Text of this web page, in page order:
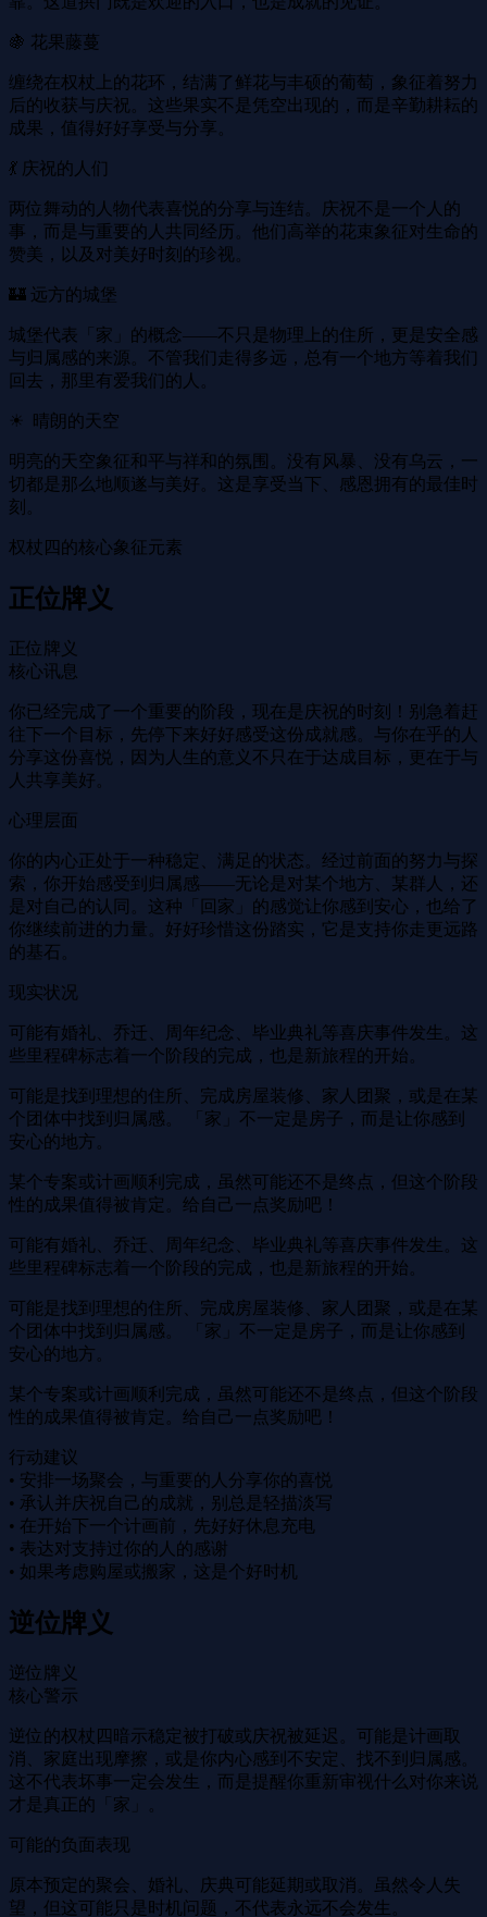
🍇 花果藤蔓
缠绕在权杖上的花环，结满了鲜花与丰硕的葡萄，象征着努力
后的收获与庆祝。这些果实不是凭空出现的，而是辛勤耕耘的
成果，值得好好享受与分享。
💃 庆祝的人们
两位舞动的人物代表喜悦的分享与连结。庆祝不是一个人的
事，而是与重要的人共同经历。他们高举的花束象征对生命的
赞美，以及对美好时刻的珍视。
🏰 远方的城堡
城堡代表「家」的概念——不只是物理上的住所，更是安全感
与归属感的来源。不管我们走得多远，总有一个地方等着我们
回去，那里有爱我们的人。
☀ ️ 晴朗的天空
明亮的天空象征和平与祥和的氛围。没有风暴、没有乌云，一
切都是那么地顺遂与美好。这是享受当下、感恩拥有的最佳时
刻。
权杖四的核心象征元素
正位牌义
正位牌义
核心讯息
你已经完成了一个重要的阶段，现在是庆祝的时刻！别急着赶
往下一个目标，先停下来好好感受这份成就感。与你在乎的人
分享这份喜悦，因为人生的意义不只在于达成目标，更在于与
人共享美好。
心理层面
你的内心正处于一种稳定、满足的状态。经过前面的努力与探
索，你开始感受到归属感——无论是对某个地方、某群人，还
是对自己的认同。这种「回家」的感觉让你感到安心，也给了
你继续前进的力量。好好珍惜这份踏实，它是支持你走更远路
的基石。
现实状况
可能有婚礼、乔迁、周年纪念、毕业典礼等喜庆事件发生。这
些里程碑标志着一个阶段的完成，也是新旅程的开始。
可能是找到理想的住所、完成房屋装修、家人团聚，或是在某
个团体中找到归属感。 「家」不一定是房子，而是让你感到
安心的地方。
某个专案或计画顺利完成，虽然可能还不是终点，但这个阶段
性的成果值得被肯定。给自己一点奖励吧！
可能有婚礼、乔迁、周年纪念、毕业典礼等喜庆事件发生。这
些里程碑标志着一个阶段的完成，也是新旅程的开始。
可能是找到理想的住所、完成房屋装修、家人团聚，或是在某
个团体中找到归属感。 「家」不一定是房子，而是让你感到
安心的地方。
某个专案或计画顺利完成，虽然可能还不是终点，但这个阶段
性的成果值得被肯定。给自己一点奖励吧！
行动建议
• 安排一场聚会，与重要的人分享你的喜悦
• 承认并庆祝自己的成就，别总是轻描淡写
• 在开始下一个计画前，先好好休息充电
• 表达对支持过你的人的感谢
• 如果考虑购屋或搬家，这是个好时机
逆位牌义
逆位牌义
核心警示
逆位的权杖四暗示稳定被打破或庆祝被延迟。可能是计画取
消、家庭出现摩擦，或是你内心感到不安定、找不到归属感。
这不代表坏事一定会发生，而是提醒你重新审视什么对你来说
才是真正的「家」。
可能的负面表现
原本预定的聚会、婚礼、庆典可能延期或取消。虽然令人失
望，但这可能只是时机问题，不代表永远不会发生。